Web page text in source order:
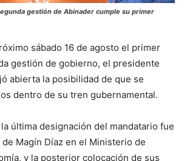
gestión de Abinader cumple su primer
sábado 16 de agosto el primer
gestión de gobierno, el presidente
abierta la posibilidad de que se
dentro de su tren gubernamental.
última designación del mandatario fue
Magín Díaz en el Ministerio de
y la posterior colocación de sus